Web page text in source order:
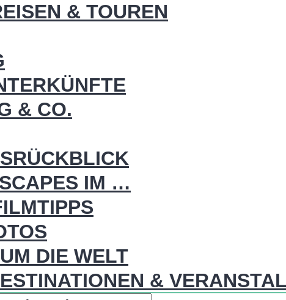
& TOUREN
& CO.
IM …
DIE WELT
&